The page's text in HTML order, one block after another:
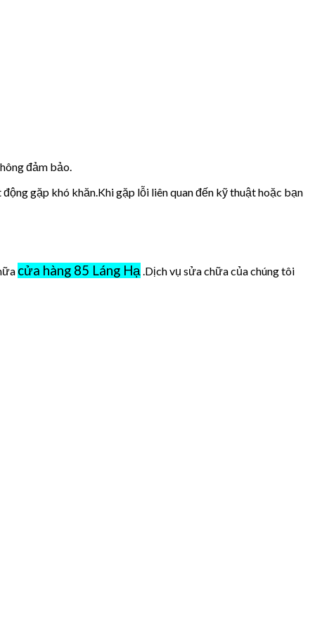
đảm bảo.
gặp khó khăn.Khi gặp lỗi liên quan đến kỹ thuật hoặc bạn
cửa hàng 85 Láng Hạ .Dịch vụ sửa chữa của chúng tôi